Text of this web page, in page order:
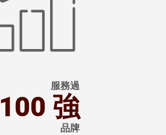
服務過
100 強
品牌